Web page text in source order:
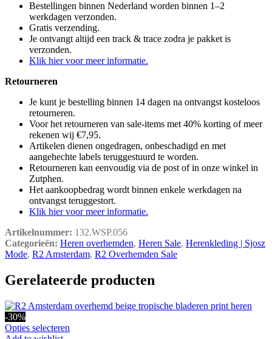
Bestellingen binnen Nederland worden binnen 1–2
werkdagen verzonden.
Gratis verzending.
Je ontvangt altijd een track & trace zodra je pakket is
verzonden.
Klik hier voor meer informatie.
Retourneren
Je kunt je bestelling binnen 14 dagen na ontvangst kosteloos
retourneren.
Voor het retourneren van sale-items met 40% korting of meer
rekenen wij €7,95.
Artikelen dienen ongedragen, onbeschadigd en met
aangehechte labels teruggestuurd te worden.
Retourneren kan eenvoudig via de post of in onze winkel in
Zutphen.
Het aankoopbedrag wordt binnen enkele werkdagen na
ontvangst teruggestort.
Klik hier voor meer informatie.
Artikelnummer: 132.WSP.056
Categorieën: Heren overhemden, Heren Sale, Herenkleding | Sjosz
Mode, R2 Amsterdam, R2 Overhemden Sale
Gerelateerde producten
-30%
Opties selecteren